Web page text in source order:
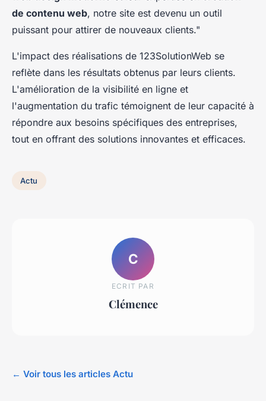
de contenu web, notre site est devenu un outil
puissant pour attirer de nouveaux clients."
L'impact des réalisations de 123SolutionWeb se
reflète dans les résultats obtenus par leurs clients.
L'amélioration de la visibilité en ligne et
l'augmentation du trafic témoignent de leur capacité à
répondre aux besoins spécifiques des entreprises,
tout en offrant des solutions innovantes et efficaces.
Actu
C
ECRIT PAR
Clémence
← Voir tous les articles Actu